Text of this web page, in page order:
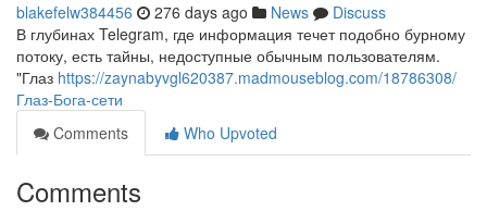
blakefelw384456 276 days ago News
Discuss
В глубинах Telegram, где информация течет подобно бурному
потоку, есть тайны, недоступные обычным пользователям.
"Глаз https://zaynabyvgl620387.madmouseblog.com/18786308/
Глаз-Бога-сети
Comments
Who Upvoted
Comments